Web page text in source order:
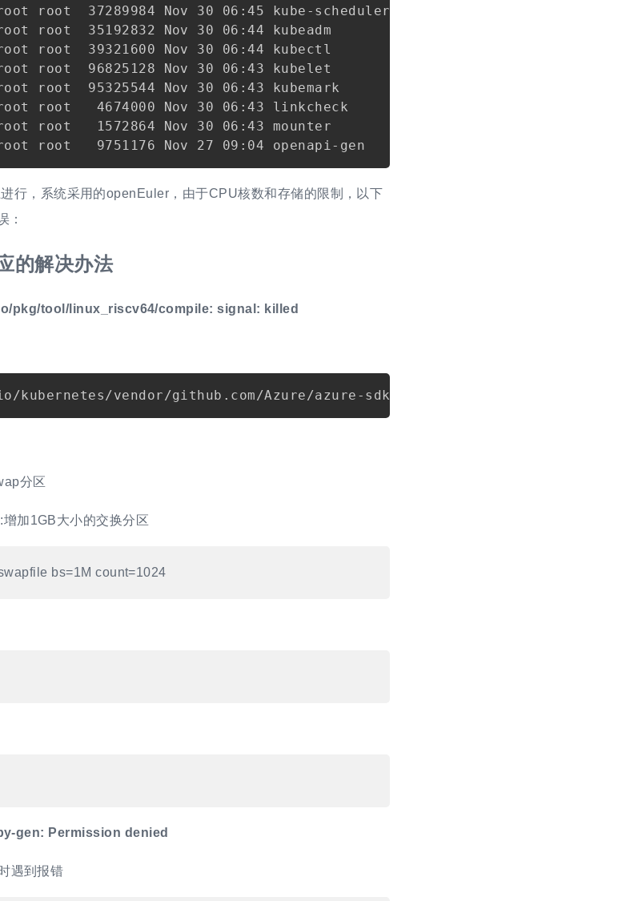
root  37289984 Nov 30 06:45 kube-scheduler
root  35192832 Nov 30 06:44 kubeadm
root  39321600 Nov 30 06:44 kubectl
root  96825128 Nov 30 06:43 kubelet
root  95325544 Nov 30 06:43 kubemark
root   4674000 Nov 30 06:43 linkcheck
root   1572864 Nov 30 06:43 mounter
行，系统采用的openEuler，由于CPU核数和存储的限制，以下
：
的解决办法
pkg/tool/linux_riscv64/compile: signal: killed
Copy
分区
加1GB大小的交换分区
bs=1M count=1024
gen: Permission denied
遇到报错